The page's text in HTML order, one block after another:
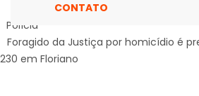
CONTATO
Polícia
Foragido da Justiça por homicídio é
230 em Floriano